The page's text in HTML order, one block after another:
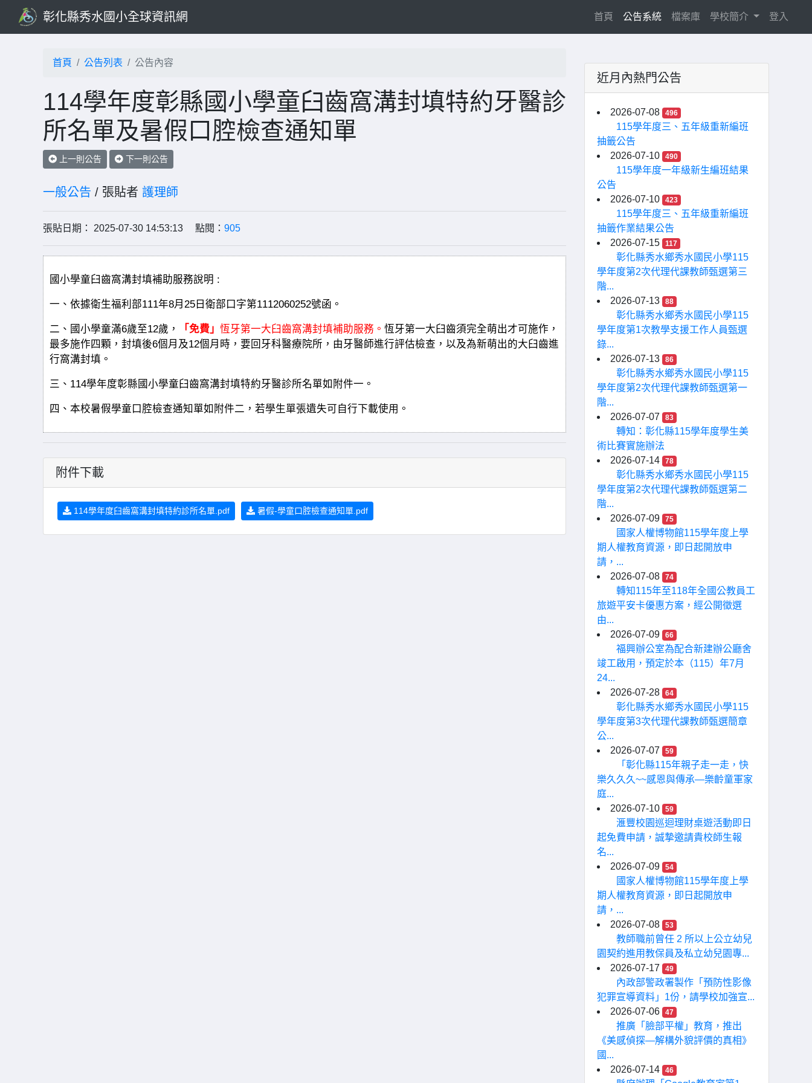
彰化縣秀水國小全球資訊網 首頁 (current)
公告系統 檔案庫 學校簡介 登入
首頁 公告列表 公告內容
114學年度彰縣國小學童臼齒窩溝封填特約牙醫診
所名單及暑假口腔檢查通知單
上一則公告 下一則公告
一般公告 / 張貼者 護理師
張貼日期： 2025-07-30 14:53:13 點閱： 905
國小學童臼齒窩溝封填補助服務說明 :
一、依據衛生福利部111年8月25日衛部口字第1112060252號函。
二、國小學童滿6歲至12歲， 「免費」 恆牙第一大臼齒窩溝封填補助服務。 恆牙第一大臼齒須完全萌出才可施作，
最多施作四顆，封填後6個月及12個月時，要回牙科醫療院所，由牙醫師進行評估檢查，以及為新萌出的大臼齒進
行窩溝封填。
三、114學年度彰縣國小學童臼齒窩溝封填特約牙醫診所名單如附件一。
四、本校暑假學童口腔檢查通知單如附件二，若學生單張遺失可自行下載使用。
附件下載
114學年度臼齒窩溝封填特約診所名單.pdf 暑假-學童口腔檢查通知單.pdf
近月內熱門公告
2026-07-08 496
115學年度三、五年級重新編班
抽籤公告
2026-07-10
490
115學年度一年級新生編班結果
公告
2026-07-10
423
115學年度三、五年級重新編班
抽籤作業結果公告
2026-07-15
117
彰化縣秀水鄉秀水國民小學115
學年度第2次代理代課教師甄選第三
階...
2026-07-13
88
彰化縣秀水鄉秀水國民小學115
學年度第1次教學支援工作人員甄選
錄...
2026-07-13
86
彰化縣秀水鄉秀水國民小學115
學年度第2次代理代課教師甄選第一
階...
2026-07-07
83
轉知：彰化縣115學年度學生美
術比賽實施辦法
2026-07-14
78
彰化縣秀水鄉秀水國民小學115
學年度第2次代理代課教師甄選第二
階...
2026-07-09
75
國家人權博物館115學年度上學
期人權教育資源，即日起開放申
請，...
2026-07-08
74
轉知115年至118年全國公教員工
旅遊平安卡優惠方案，經公開徵選
由...
2026-07-09
66
福興辦公室為配合新建辦公廳舍
竣工啟用，預定於本（115）年7月
24...
2026-07-28
64
彰化縣秀水鄉秀水國民小學115
學年度第3次代理代課教師甄選簡章
公...
2026-07-07
59
「彰化縣115年親子走一走，快
樂久久久~~感恩與傳承—樂齡童軍家
庭...
2026-07-10
59
滙豐校園巡迴理財桌遊活動即日
起免費申請，誠摯邀請貴校師生報
名...
2026-07-09
54
國家人權博物館115學年度上學
期人權教育資源，即日起開放申
請，...
2026-07-08
53
教師職前曾任 2 所以上公立幼兒
園契約進用教保員及私立幼兒園專...
2026-07-17
49
內政部警政署製作「預防性影像
犯罪宣導資料」1份，請學校加強宣...
2026-07-06
47
推廣「臉部平權」教育，推出
《美感偵探—解構外貌評價的真相》
國...
2026-07-14
46